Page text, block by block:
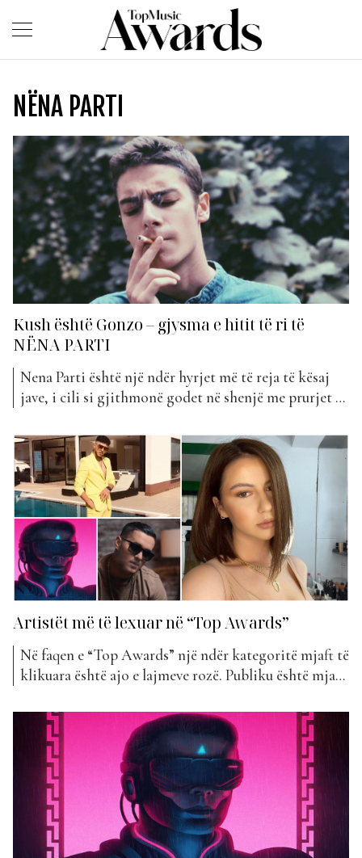
NËNA PARTI
Kush është Gonzo – gjysma e hitit të ri të
NËNA PARTI
Nena Parti është një ndër hyrjet më të reja të kësaj
jave, i cili si gjithmonë godet në shenjë me prurjet e
kënga më e re e Nëna Parti, e cila është mirëpritur
nga publiku shqiptar, duke e sugjeruar dhe e...
Artistët më të lexuar në “Top Awards”
Në faqen e “Top Awards” një ndër kategoritë mjaft të
klikuara është ajo e lajmeve rozë. Publiku është mjaft
veprimtarinë e tyre. Po cilët janë artistët më të lexuar
në “Top Awards”? Pavarësisht se mund të mos
numërojnë shumë klikime në...